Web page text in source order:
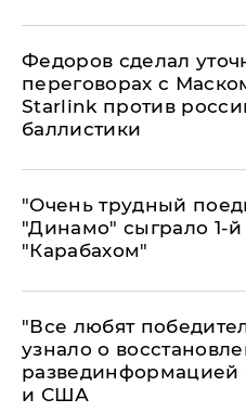
Федоров сделал
переговорах с
Starlink против
баллистики
"Очень трудный
"Динамо" сыграло 1-й
"Карабахом"
​"Все любят
узнало о
и США